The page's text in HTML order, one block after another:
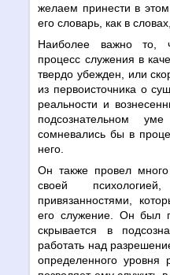
желаем принести в
его словарь, как в
Наиболее важно то,
процесс служения в
твердо убежден, или
из первоисточника о
реальности и
подсознательном
сомневались бы в
него.
Он также провел
своей
привязанностями,
его служение. Он был
скрывается в
работать над
определенного уровня